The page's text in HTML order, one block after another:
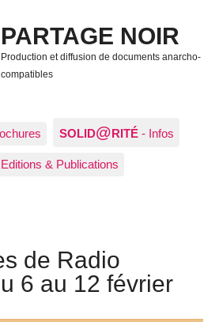
PARTAGE NOIR
Production et diffusion de documents anarcho-
compatibles
SOLID@RITÉ - Infos
Editions & Publications
de Radio
6 au 12 février